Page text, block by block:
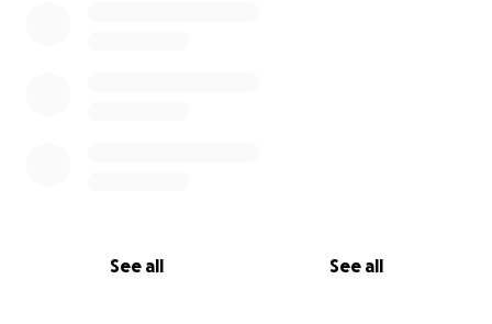
See all See all